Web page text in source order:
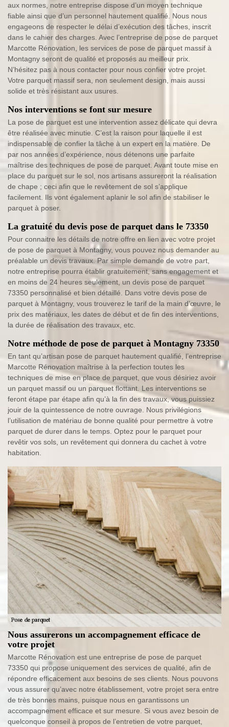
aux normes, notre entreprise dispose d’un moyen technique
fiable ainsi que d’un personnel hautement qualifié. Nous nous
engageons de respecter le délai d’exécution des tâches, inscrit
dans le cahier des charges. Avec l’entreprise de pose de parquet
Marcotte Rénovation, les services de pose de parquet massif à
Montagny seront de qualité et proposés au meilleur prix.
N’hésitez pas à nous contacter pour nous confier votre projet.
Votre parquet massif sera, non seulement design, mais aussi
solide et très résistant aux usures.
Nos interventions se font sur mesure
La pose de parquet est une intervention assez délicate qui devra
être réalisée avec minutie. C’est la raison pour laquelle il est
indispensable de confier la tâche à un expert en la matière. De
par nos années d’expérience, nous détenons une parfaite
maîtrise des techniques de pose de parquet. Avant toute mise en
place du parquet sur le sol, nos artisans assureront la réalisation
de chape ; ceci afin que le revêtement de sol s’applique
facilement. Ils vont également aplanir le sol afin de stabiliser le
parquet à poser.
La gratuité du devis pose de parquet dans le 73350
Pour connaitre les détails de notre offre en lien avec votre projet
de pose de parquet à Montagny, vous pouvez nous demander au
préalable un devis travaux. Par simple demande de votre part,
notre entreprise pourra établir gratuitement, sans engagement et
en moins de 24 heures seulement, un devis pose de parquet
73350 personnalisé et bien détaillé. Dans votre devis pose de
parquet à Montagny, vous trouverez le tarif de la main d’œuvre, le
prix des matériaux, les dates de début et de fin des interventions,
la durée de réalisation des travaux, etc.
Notre méthode de pose de parquet à Montagny 73350
En tant qu’artisan pose de parquet hautement qualifié, l’entreprise
Marcotte Rénovation maîtrise à la perfection toutes les
techniques de mise en place de parquet, que vous désiriez avoir
un parquet massif ou un parquet flottant. Les interventions se
feront étape par étape afin qu’à la fin des travaux, vous puissiez
jouir de la quintessence de notre ouvrage. Nous privilégions
l’utilisation de matériau de bonne qualité pour permettre à votre
parquet de durer dans le temps. Optez pour le parquet pour
revêtir vos sols, un revêtement qui donnera du cachet à votre
habitation.
Nous assurerons un accompagnement efficace de
votre projet
Marcotte Rénovation est une entreprise de pose de parquet
73350 qui propose uniquement des services de qualité, afin de
répondre efficacement aux besoins de ses clients. Nous pouvons
vous assurer qu’avec notre établissement, votre projet sera entre
de très bonnes mains, puisque nous en garantissons un
accompagnement efficace et sur mesure. Si vous avez besoin de
quelconque conseil à propos de l’entretien de votre parquet,